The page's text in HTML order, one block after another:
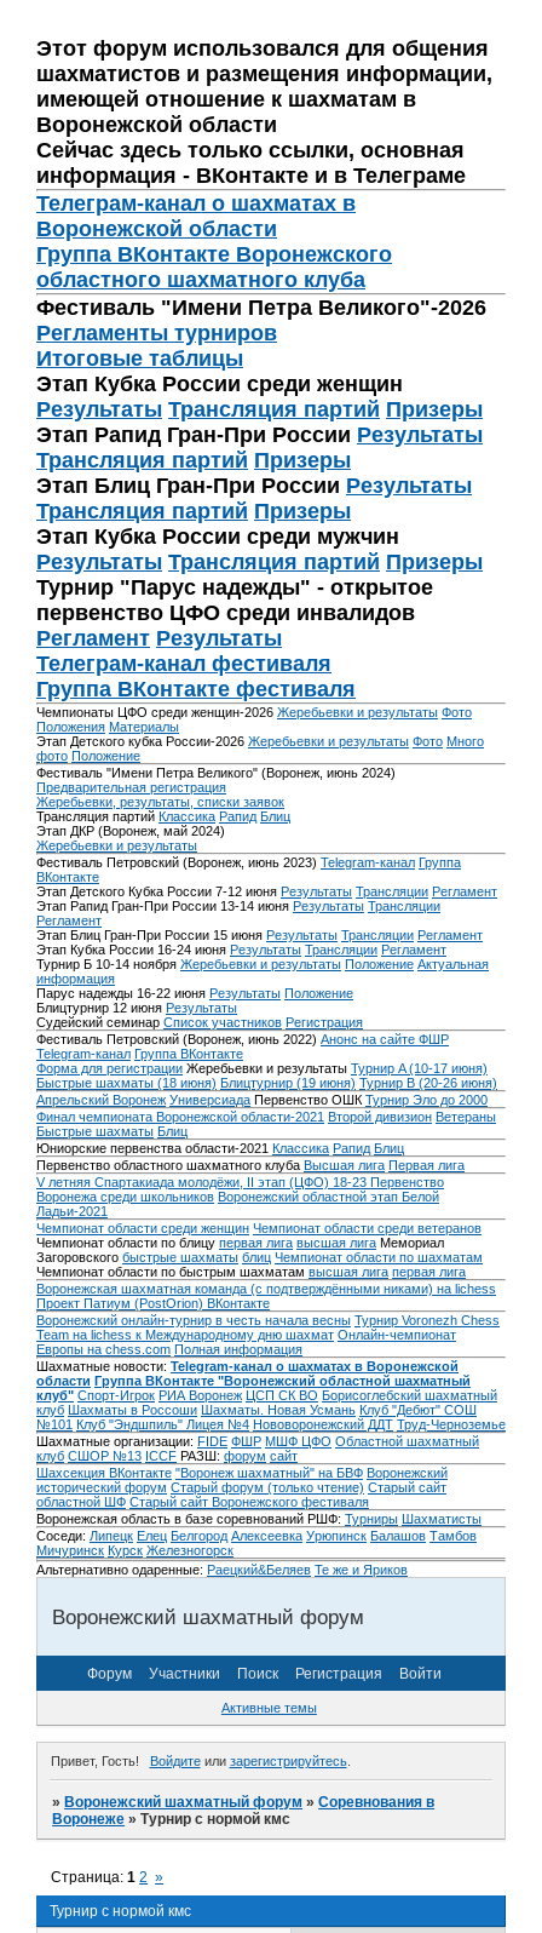
Этот форум использовался для общения
шахматистов и размещения информации,
имеющей отношение к шахматам в
Воронежской области
Сейчас здесь только ссылки, основная
информация - ВКонтакте и в Телеграме
Телеграм-канал о шахматах в
Воронежской области
Группа ВКонтакте Воронежского
областного шахматного клуба
Фестиваль "Имени Петра Великого"-2026
Регламенты турниров
Итоговые таблицы
Этап Кубка России среди женщин
Результаты Трансляция партий Призеры
Этап Рапид Гран-При России Результаты
Трансляция партий Призеры
Этап Блиц Гран-При России Результаты
Трансляция партий Призеры
Этап Кубка России среди мужчин
Результаты Трансляция партий Призеры
Турнир "Парус надежды" - открытое
первенство ЦФО среди инвалидов
Регламент Результаты
Телеграм-канал фестиваля
Группа ВКонтакте фестиваля
Чемпионаты ЦФО среди женщин-2026 Жеребьевки и результаты Фото
Положения Материалы
Этап Детского кубка России-2026 Жеребьевки и результаты Фото Много
фото Положение
Фестиваль "Имени Петра Великого" (Воронеж, июнь 2024)
Предварительная регистрация
Жеребьевки, результаты, списки заявок
Трансляция партий Классика Рапид Блиц
Этап ДКР (Воронеж, май 2024)
Жеребьевки и результаты
Фестиваль Петровский (Воронеж, июнь 2023) Telegram-канал Группа
ВКонтакте
Этап Детского Кубка России 7-12 июня Результаты Трансляции Регламент
Этап Рапид Гран-При России 13-14 июня Результаты Трансляции
Регламент
Этап Блиц Гран-При России 15 июня Результаты Трансляции Регламент
Этап Кубка России 16-24 июня Результаты Трансляции Регламент
Турнир Б 10-14 ноября Жеребьевки и результаты Положение Актуальная
информация
Парус надежды 16-22 июня Результаты Положение
Блицтурнир 12 июня Результаты
Судейский семинар Список участников Регистрация
Фестиваль Петровский (Воронеж, июнь 2022) Анонс на сайте ФШР
Telegram-канал Группа ВКонтакте
Форма для регистрации Жеребьевки и результаты Турнир A (10-17 июня)
Быстрые шахматы (18 июня) Блицтурнир (19 июня) Турнир B (20-26 июня)
Апрельский Воронеж Универсиада Первенство ОШК Турнир Эло до 2000
Финал чемпионата Воронежской области-2021 Второй дивизион Ветераны
Быстрые шахматы Блиц
Юниорские первенства области-2021 Классика Рапид Блиц
Первенство областного шахматного клуба Высшая лига Первая лига
V летняя Спартакиада молодёжи, II этап (ЦФО) 18-23 Первенство
Воронежа среди школьников Воронежский областной этап Белой
Ладьи-2021
Чемпионат области среди женщин Чемпионат области среди ветеранов
Чемпионат области по блицу первая лига высшая лига Мемориал
Загоровского быстрые шахматы блиц Чемпионат области по шахматам
Чемпионат области по быстрым шахматам высшая лига первая лига
Воронежская шахматная команда (с подтверждёнными никами) на lichess
Проект Патиум (PostOrion) ВКонтакте
Воронежский онлайн-турнир в честь начала весны Турнир Voronezh Chess
Team на lichess к Международному дню шахмат Онлайн-чемпионат
Европы на chess.com Полная информация
Шахматные новости: Telegram-канал о шахматах в Воронежской
области Группа ВКонтакте "Воронежский областной шахматный
клуб" Спорт-Игрок РИА Воронеж ЦСП СК ВО Борисоглебский шахматный
клуб Шахматы в Россоши Шахматы. Новая Усмань Клуб "Дебют" СОШ
№101 Клуб "Эндшпиль" Лицея №4 Нововоронежский ДДТ Труд-Черноземье
Шахматные организации: FIDE ФШР МШФ ЦФО Областной шахматный
клуб СШОР №13 ICCF РАЗШ: форум сайт
Шахсекция ВКонтакте "Воронеж шахматный" на БВФ Воронежский
исторический форум Cтарый форум (только чтение) Старый сайт
областной ШФ Старый сайт Воронежского фестиваля
Воронежская область в базе соревнований РШФ: Турниры Шахматисты
Соседи: Липецк Елец Белгород Алексеевка Урюпинск Балашов Тамбов
Мичуринск Курск Железногорск
Альтернативно одаренные: Раецкий&Беляев Те же и Яриков
Воронежский шахматный форум
Форум Участники Поиск Регистрация Войти
Активные темы
Привет, Гость! Войдитеили зарегистрируйтесь.
»Воронежский шахматный форум »Соревнования в
Воронеже »Турнир с нормой кмс
Турнир с нормой кмс
Страница:1 2 »